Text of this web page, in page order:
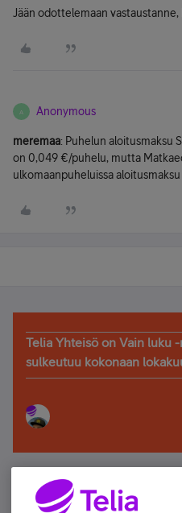
Jään odottelemaan vastaustanne,
A Anonymous
meremaa: Puhelun aloitusmaksu
on 0,049 €/puhelu, mutta
ulkomaanpuheluissa
Telia Yhteisö on Vain luku
sulkeutuu kokonaan
Älä jää paitsi –